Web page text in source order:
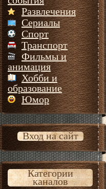
Развлечения
Сериалы
Спорт
Транспорт
Фильмы и
анимация
Хобби и
образование
Юмор
Вход на сайт
Категории
каналов